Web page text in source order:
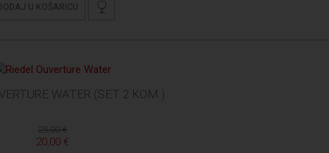
U KOŠARICU
WATER (SET 2 KOM.)
25,00 €
20,00 €